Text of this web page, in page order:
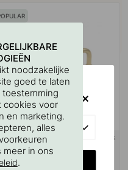
75 + LENGTES
1353 - Onbehandeld
noodzakelijke
goed te laten
cookies voor
en marketing.
alles
meer in ons
.